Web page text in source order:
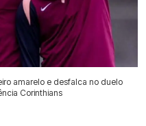
amarelo e desfalca no duelo
Corinthians